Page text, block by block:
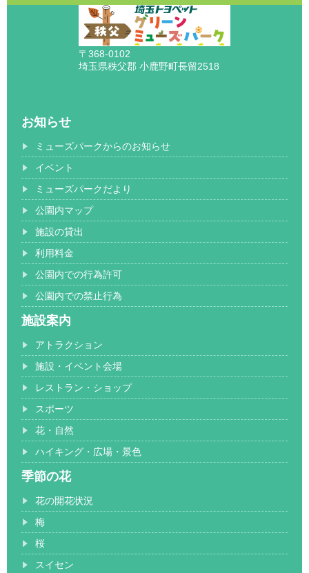
〒368-0102
埼玉県秩父郡 小鹿野町長留2518
お知らせ
ミューズパークからのお知らせ
イベント
ミューズパークだより
公園内マップ
施設の貸出
利用料金
公園内での行為許可
公園内での禁止行為
施設案内
アトラクション
施設・イベント会場
レストラン・ショップ
スポーツ
花・自然
ハイキング・広場・景色
季節の花
花の開花状況
梅
桜
スイセン